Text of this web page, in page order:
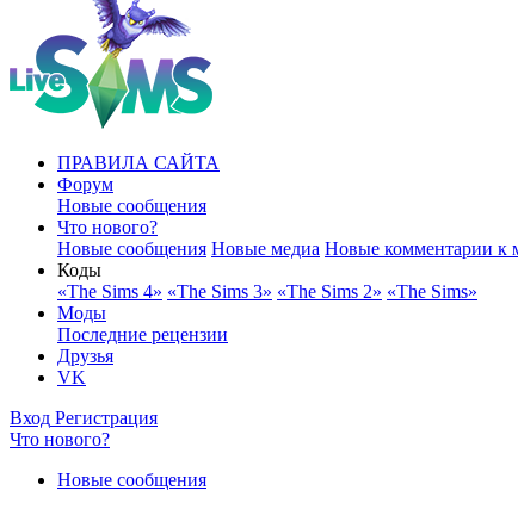
ПРАВИЛА САЙТА
Форум
Новые сообщения
Что нового?
Новые сообщения Новые медиа Новые комментарии к
Коды
«The Sims 4» «The Sims 3» «The Sims 2» «The Sims»
Моды
Последние рецензии
Друзья
VK
Вход Регистрация
Что нового?
Новые сообщения